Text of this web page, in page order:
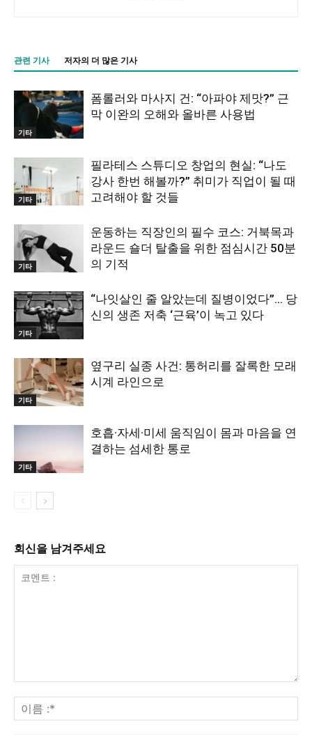
관련 기사 저자의 더 많은 기사
기타
폼롤러와 마사지 건: “아파야 제맛?” 근
막 이완의 오해와 올바른 사용법
기타
필라테스 스튜디오 창업의 현실: “나도
강사 한번 해볼까?” 취미가 직업이 될 때
고려해야 할 것들
기타
운동하는 직장인의 필수 코스: 거북목과
라운드 숄더 탈출을 위한 점심시간 50분
의 기적
기타
“나잇살인 줄 알았는데 질병이었다”… 당
신의 생존 저축 ‘근육’이 녹고 있다
기타
옆구리 실종 사건: 통허리를 잘록한 모래
시계 라인으로
기타
호흡·자세·미세 움직임이 몸과 마음을 연
결하는 섬세한 통로
회신을 남겨주세요